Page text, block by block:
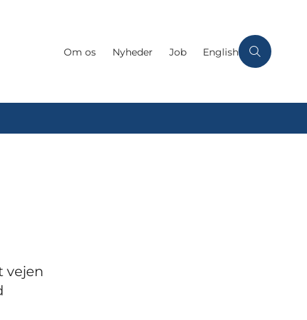
Om os Nyheder Job English
vejen